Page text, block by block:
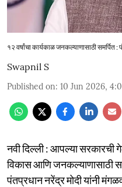
१२ वर्षांचा कार्यकाळ जनकल्याणासाठी समर्पित :
Swapnil S
Published on: 10 Jun 2026,
नवी दिल्ली : आपल्या सरकारची
विकास आणि जनकल्याणासाठी
पंतप्रधान नरेंद्र मोदी यांनी